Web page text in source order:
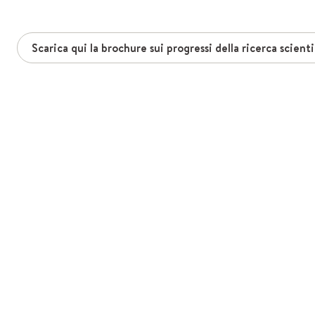
Scarica qui la brochure sui progressi della ricerca